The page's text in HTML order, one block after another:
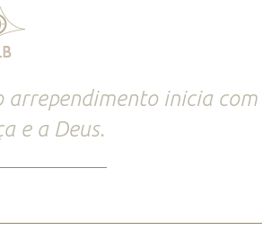
arrependimento inicia com
e a Deus.